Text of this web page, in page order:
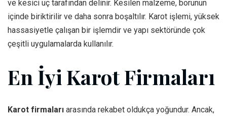
ve kesici uç tarafından delinir. Kesilen malzeme, borunun
içinde biriktirilir ve daha sonra boşaltılır. Karot işlemi, yüksek
hassasiyetle çalışan bir işlemdir ve yapı sektöründe çok
çeşitli uygulamalarda kullanılır.
En İyi Karot Firmaları
Karot firmaları arasında rekabet oldukça yoğundur. Ancak,